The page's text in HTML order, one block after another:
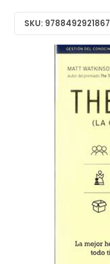
SKU: 9788492921867